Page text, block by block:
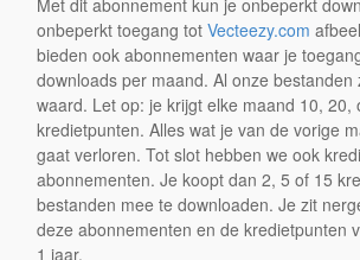
Met dit abonnement kun je onbeperkt
onbeperkt toegang totVecteezy.com
bieden ook abonnementen waar je
downloads per maand. Al onze bestanden
waard. Let op: je krijgt elke maand 10, 20,
kredietpunten. Alles wat je van de vorige
gaat verloren. Tot slot hebben we ook
abonnementen. Je koopt dan 2, 5 of 15
bestanden mee te downloaden. Je zit
deze abonnementen en de kredietpunten
1 jaar.